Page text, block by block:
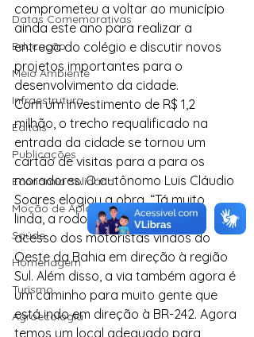
Datas Comemorativas
Educação
Meio Ambiente
Infraestrutura
Editais
Publicações
Economia Solidária
Moção de Aplauso
Saúde
Homenagem
Turismo
Agroecologia
comprometeu a voltar ao município
ainda este ano para realizar a
entrega do colégio e discutir novos
projetos importantes para o
desenvolvimento da cidade.
Com um investimento de R$ 1,2
milhão, o trecho requalificado na
entrada da cidade se tornou um
cartão de visitas para a para os
moradores. O autônomo Luis Cláudio
Soares elogiou a obra. “Tá muito
linda, a rodovia melhora muito o
acesso dos motoristas vindos do
Oeste da Bahia em direção à região
Sul. Além disso, a via também agora é
um caminho para muito gente que
está indo em direção à BR-242. Agora
temos um local adequado para